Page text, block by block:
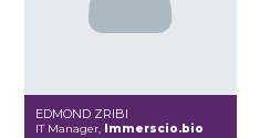
EDMOND ZRIBI
IT Manager, Immerscio.bio